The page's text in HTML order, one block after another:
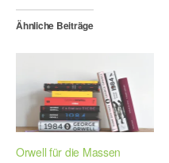
Ähnliche Beiträge
Orwell für die Massen